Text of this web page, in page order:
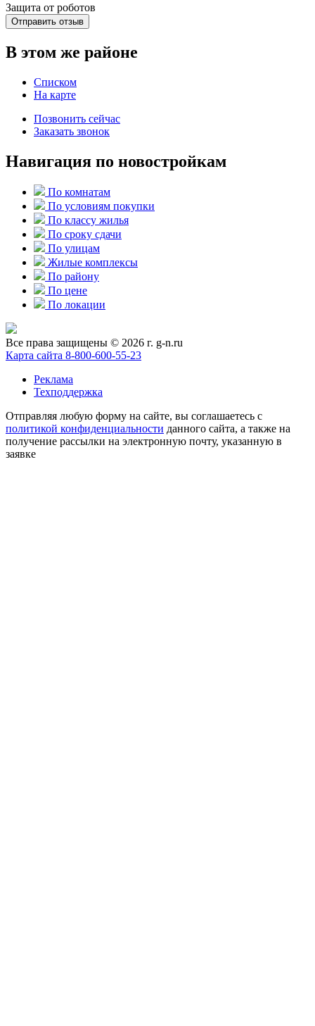
Защита от роботов
Отправить отзыв
В этом же районе
Списком
На карте
Позвонить сейчас
Заказать звонок
Навигация по новостройкам
По комнатам
По условиям покупки
По классу жилья
По сроку сдачи
По улицам
Жилые комплексы
По району
По цене
По локации
Все права защищены © 2026 г. g-n.ru
Карта сайта 8-800-600-55-23
Реклама
Техподдержка
Отправляя любую форму на сайте, вы соглашаетесь с
политикой конфиденциальности данного сайта, а также на
получение рассылки на электронную почту, указанную в
заявке